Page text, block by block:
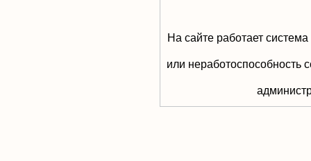
На сайте работает
или неработоспособность